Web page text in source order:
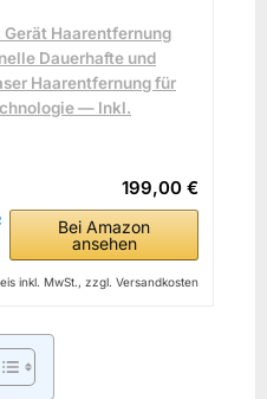
Gerät Haarentfernung
Dauerhafte und
Haarentfernung für
— Inkl.
199,00 €
Bei Amazon
ansehen
inkl. MwSt., zzgl. Versandkosten